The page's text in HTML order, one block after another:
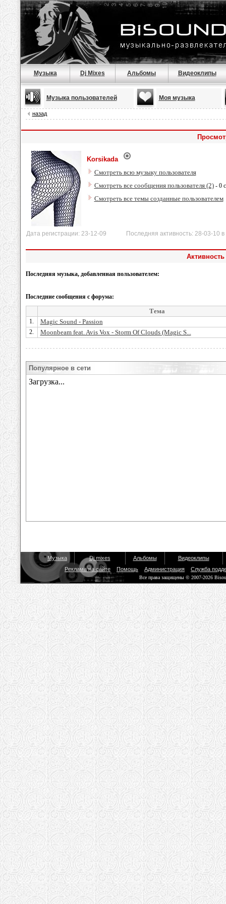
Музыка Dj Mixes Альбомы Видеоклипы
Музыка пользователей Моя музыка
назад
Korsikada
Смотреть всю музыку пользователя
Смотреть все сообщения пользователя (2)- 0
Смотреть все темы созданные пользователем
Дата регистрации: 23-12-09 Последняя активность: 28-03-10 в
Последняя музыка, добавленная пользователем:
Последние сообщения с форума:
Тема
1. Magic Sound - Passion
2. Moonbeam feat. Avis Vox - Storm Of Clouds (Magic S...
Популярное в сети
Музыка Dj mixes Альбомы
Видеоклипы
Реклама на сайте
Помощь Администрация Служба
Все права защищены © 2007-2026